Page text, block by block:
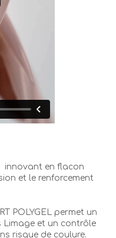
innovant en flacon
et le renforcement
POLYGEL permet un
Limage et un contrôle
risque de coulure.